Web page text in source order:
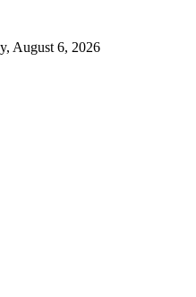
August 6, 2026